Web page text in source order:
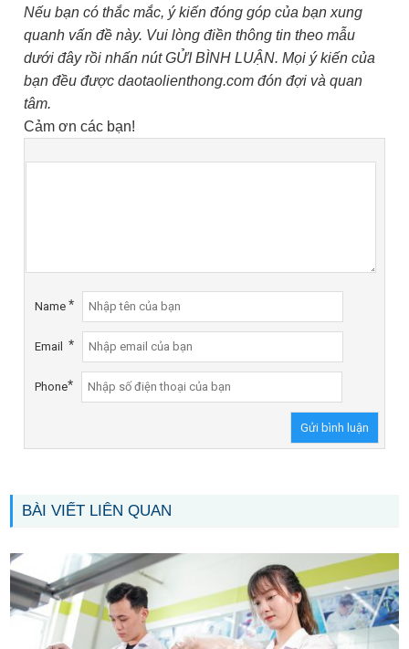
Nếu bạn có thắc mắc, ý kiến đóng góp của bạn xung
quanh vấn đề này. Vui lòng điền thông tin theo mẫu
dưới đây rồi nhấn nút GỬI BÌNH LUẬN. Mọi ý kiến của
bạn đều được daotaolienthong.com đón đợi và quan
tâm.
Cảm ơn các bạn!
Name *
Email *
Phone*
BÀI VIẾT LIÊN QUAN